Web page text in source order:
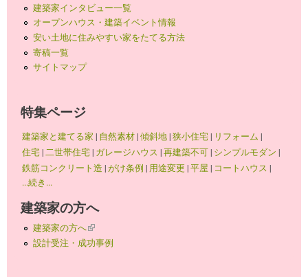
建築家インタビュー一覧
オープンハウス・建築イベント情報
安い土地に住みやすい家をたてる方法
寄稿一覧
サイトマップ
特集ページ
建築家と建てる家 | 自然素材|傾斜地|狭小住宅| リフォーム |
住宅| 二世帯住宅| ガレージハウス |再建築不可| シンプルモダン |
鉄筋コンクリート造 |がけ条例 | 用途変更 |平屋 | コートハウス |
...続き...
建築家の方へ
建築家の方へ(link is external)
設計受注・成功事例